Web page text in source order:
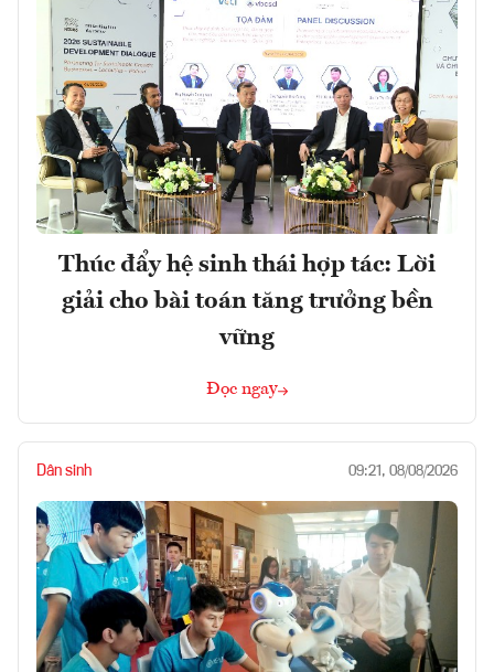
Thúc đẩy hệ sinh thái hợp tác: Lời
giải cho bài toán tăng trưởng bền
vững
Đọc ngay
Dân sinh 09:21, 08/08/2026